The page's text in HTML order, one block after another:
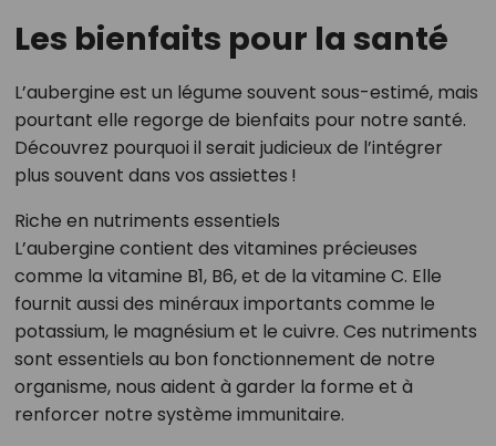
Les bienfaits pour la santé
L’aubergine est un légume souvent sous-estimé, mais
pourtant elle regorge de bienfaits pour notre santé.
Découvrez pourquoi il serait judicieux de l’intégrer
plus souvent dans vos assiettes !
Riche en nutriments essentiels
L’aubergine contient des vitamines précieuses
comme la vitamine B1, B6, et de la vitamine C. Elle
fournit aussi des minéraux importants comme le
potassium, le magnésium et le cuivre. Ces nutriments
sont essentiels au bon fonctionnement de notre
organisme, nous aident à garder la forme et à
renforcer notre système immunitaire.